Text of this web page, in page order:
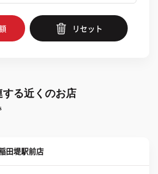
リセット
る近くのお店
田堤駅前店